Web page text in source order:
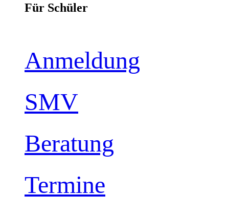
Für Schüler
Anmeldung
SMV
Beratung
Termine